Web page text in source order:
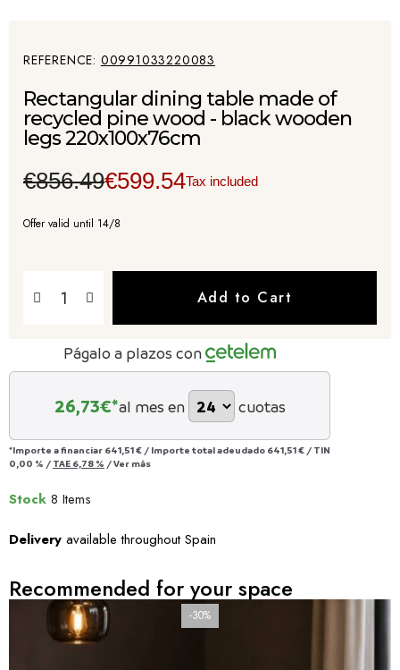
REFERENCE 00991033220083
Rectangular dining table made of
recycled pine wood - black wooden
legs 220x100x76cm
€856.49€599.54Tax included
Offer valid until 14/8
Add to Cart
Págalo a plazos con
26,73€*al mes en cuotas
*Importe a financiar 641,51 € / Importe total adeudado 641,51 € / TIN
0,00 % / TAE 6,78 % /Ver más
Stock 8 Items
Delivery available throughout Spain
Recommended for your space
-30%